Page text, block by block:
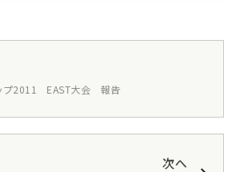
プ2011 EAST大会 報告
次へ